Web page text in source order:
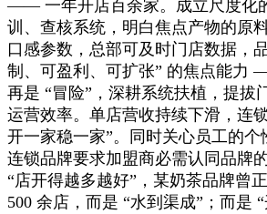
—— 一年开店百余家。成立尺度化
训、查核系统，明白焦点产物的原
口感参数，总部可及时门店数据，
制、可盈利、可扩张” 的焦点能力
再是 “冒险”，深耕系统扶植，提拔
运营效率。单店营收持续下滑，连
开一家稳一家”。同时关心员工的
连锁品牌要求加盟商必需认同品牌
“店开得越多越好”，某奶茶品牌曾
500 余店，而是 “水到渠成”；而是